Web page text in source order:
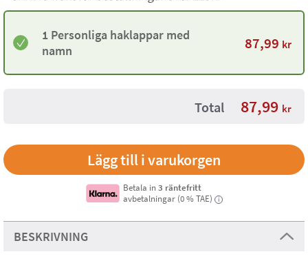
1 Personliga haklappar med
namn
87,99 kr
Total 87,99 kr
Betala in 3 räntefritt
avbetalningar (0 % TAE)
i
BESKRIVNING